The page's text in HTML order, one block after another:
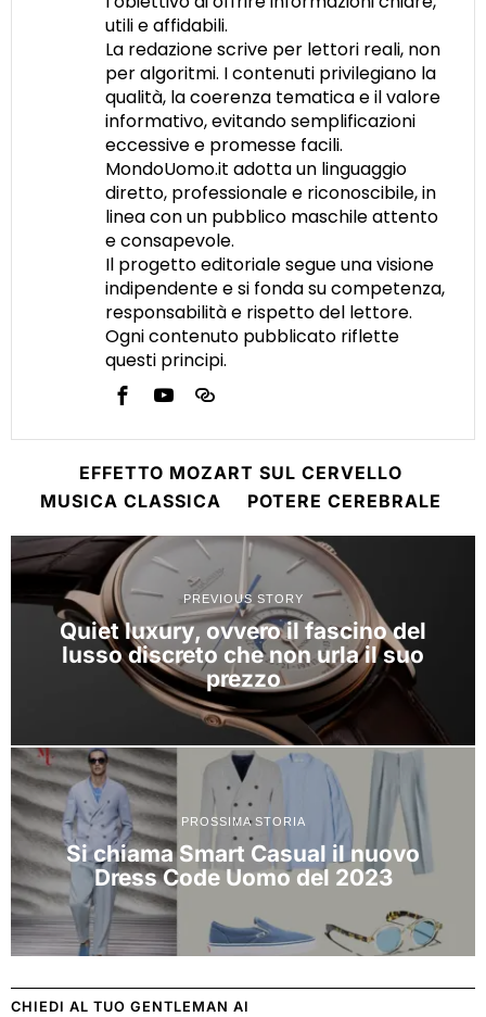
utili e affidabili.
La redazione scrive per lettori reali, non
per algoritmi. I contenuti privilegiano la
qualità, la coerenza tematica e il valore
informativo, evitando semplificazioni
eccessive e promesse facili.
MondoUomo.it adotta un linguaggio
diretto, professionale e riconoscibile, in
linea con un pubblico maschile attento
e consapevole.
Il progetto editoriale segue una visione
indipendente e si fonda su competenza,
responsabilità e rispetto del lettore.
Ogni contenuto pubblicato riflette
questi principi.
EFFETTO MOZART SUL CERVELLO
MUSICA CLASSICA
POTERE CEREBRALE
PREVIOUS STORY
Quiet luxury, ovvero il fascino del
lusso discreto che non urla il suo
prezzo
PROSSIMA STORIA
Si chiama Smart Casual il nuovo
Dress Code Uomo del 2023
CHIEDI AL TUO GENTLEMAN AI